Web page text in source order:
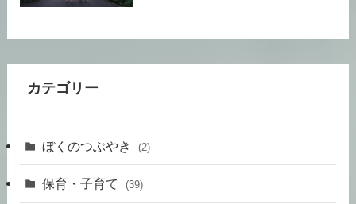
カテゴリー
ぼくのつぶやき (2)
保育・子育て (39)